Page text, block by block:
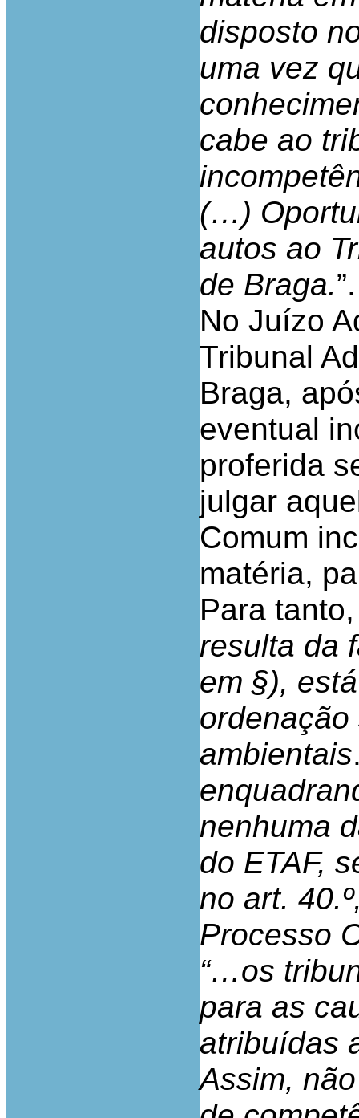
disposto
uma vez
cabe ao
(…)
autos ao
de Braga.”.
No Juízo
Tribunal
Braga,
eventual
proferida
julgar
Comum
matéria,
Para
resulta da
em §),
ambientais
nenhuma
do ETAF,
no art.
Processo
“…os
para as
atribuídas
Assim,